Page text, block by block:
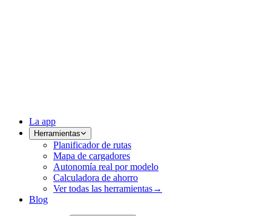
La app
Herramientas
Planificador de rutas
Mapa de cargadores
Autonomía real por modelo
Calculadora de ahorro
Ver todas las herramientas→
Blog